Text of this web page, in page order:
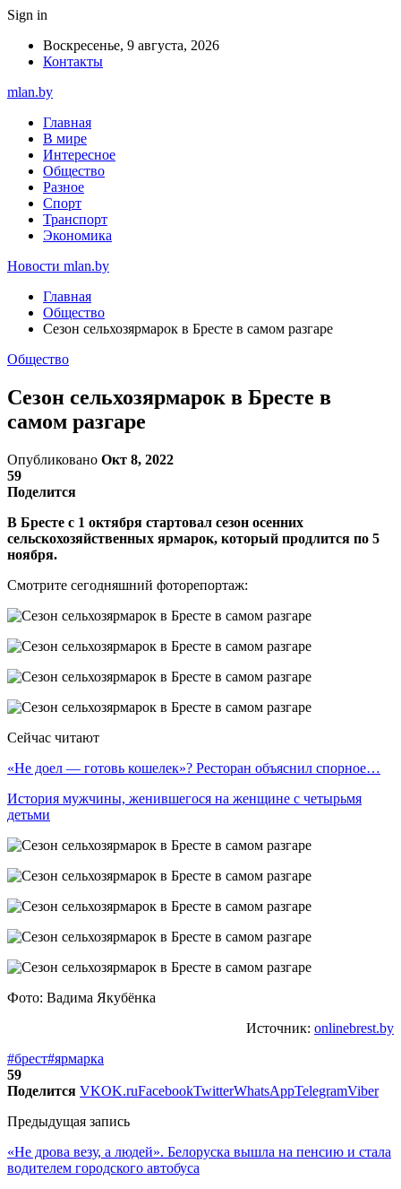
Sign in
Воскресенье, 9 августа, 2026
Контакты
mlan.by
Главная
В мире
Интересное
Общество
Разное
Спорт
Транспорт
Экономика
Новости mlan.by
Главная
Общество
Сезон сельхозярмарок в Бресте в самом разгаре
Общество
Сезон сельхозярмарок в Бресте в
самом разгаре
Опубликовано Окт 8, 2022
59
Поделится
В Бресте с 1 октября стартовал сезон осенних
сельскохозяйственных ярмарок, который продлится по 5
ноября.
Смотрите сегодняшний фоторепортаж:
Сейчас читают
«Не доел — готовь кошелек»? Ресторан объяснил спорное…
История мужчины, женившегося на женщине с четырьмя
детьми
Фото: Вадима Якубёнка
Источник: onlinebrest.by
#брест#ярмарка
59
Поделится VKOK.ruFacebookTwitterWhatsAppTelegramViber
Предыдущая запись
«Не дрова везу, а людей». Белоруска вышла на пенсию и стала
водителем городского автобуса